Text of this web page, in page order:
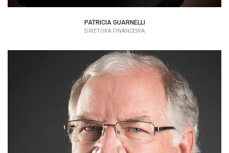
PATRICIA GUARNELLI
DIRETORA FINANCEIRA